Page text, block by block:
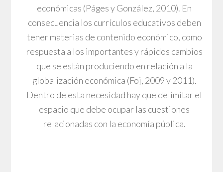
económicas (Páges y González, 2010). En
consecuencia los currículos educativos deben
tener materias de contenido económico, como
respuesta a los importantes y rápidos cambios
que se están produciendo en relación a la
globalización económica (Foj, 2009 y 2011).
Dentro de esta necesidad hay que delimitar el
espacio que debe ocupar las cuestiones
relacionadas con la economía pública.